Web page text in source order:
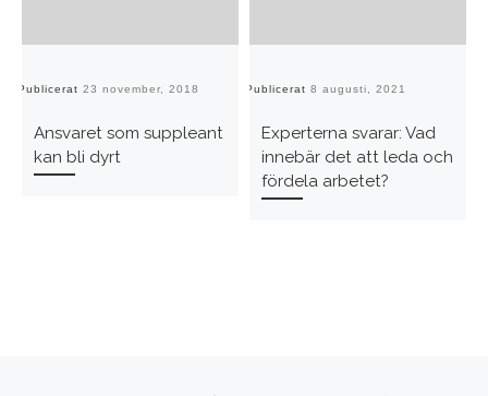
Publicerat 23 november, 2018
Ansvaret som suppleant
kan bli dyrt
Publicerat 8 augusti, 2021
Experterna svarar: Vad
innebär det att leda och
fördela arbetet?